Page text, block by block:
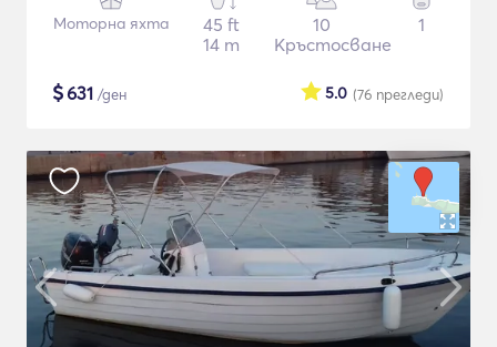
Моторна яхта
45 ft
14 m
10
Кръстосване
1
$631 /ден (76 прегледи)
5.0